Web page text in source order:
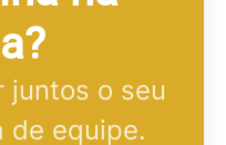
juntos o seu
de equipe.